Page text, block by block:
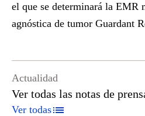
el que se determinará la EMR
agnóstica de tumor Guardant
Actualidad
Ver todas las notas de
Ver todas